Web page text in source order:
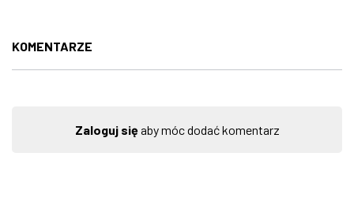
KOMENTARZE
Zaloguj sięaby móc dodać komentarz